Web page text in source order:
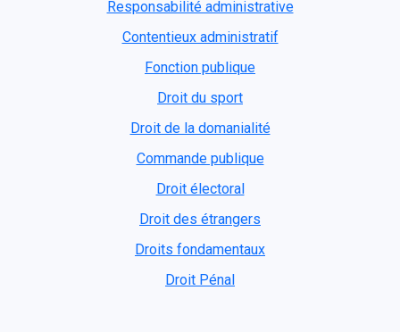
Responsabilité administrative
Contentieux administratif
Fonction publique
Droit du sport
Droit de la domanialité
Commande publique
Droit électoral
Droit des étrangers
Droits fondamentaux
Droit Pénal